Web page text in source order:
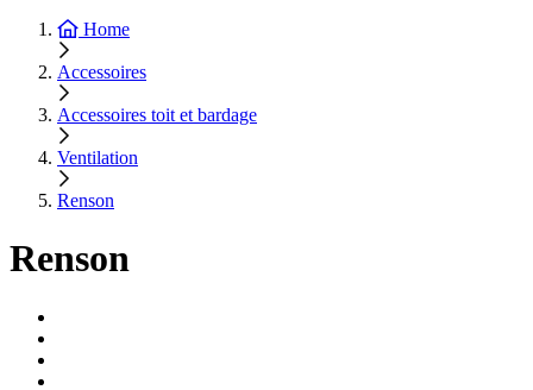
Home
Accessoires
Accessoires toit et bardage
Ventilation
Renson
Renson